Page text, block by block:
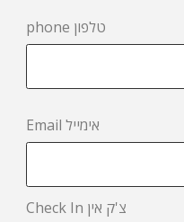
phone טלפון
Email אימייל
Check In צ'ק אין